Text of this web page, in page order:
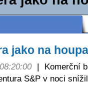
jako na
|
Komerční
S&P v noci